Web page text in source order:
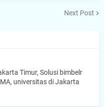
Next Post
Timur, Solusi bimbelr
universitas di Jakarta